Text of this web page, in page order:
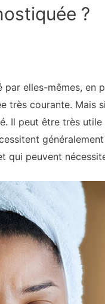
?
par elles-mêmes,
très courante. Mais
Il peut être très
qui peuvent